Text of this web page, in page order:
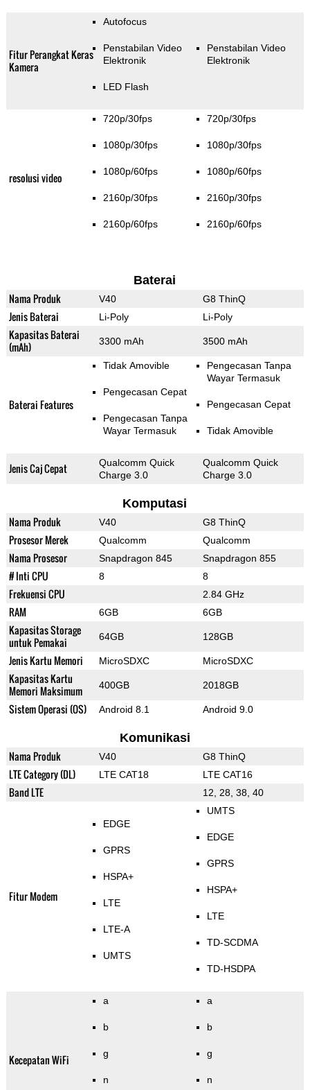
Fitur Perangkat Keras
Kamera
Autofocus
Penstabilan Video
Elektronik
LED Flash
Penstabilan Video
Elektronik
resolusi video
720p/30fps
1080p/30fps
1080p/60fps
2160p/30fps
2160p/60fps
720p/30fps
1080p/30fps
1080p/60fps
2160p/30fps
2160p/60fps
Baterai
Nama Produk V40 G8 ThinQ
Jenis Baterai Li-Poly Li-Poly
Kapasitas Baterai
(mAh)
3300 mAh 3500 mAh
Baterai Features
Tidak Amovible
Pengecasan Cepat
Pengecasan Tanpa
Wayar Termasuk
Pengecasan Tanpa
Wayar Termasuk
Pengecasan Cepat
Tidak Amovible
Jenis Caj Cepat
Qualcomm Quick
Charge 3.0
Qualcomm Quick
Charge 3.0
Komputasi
Nama Produk V40 G8 ThinQ
Prosesor Merek Qualcomm Qualcomm
Nama Prosesor Snapdragon 845 Snapdragon 855
# Inti CPU 8 8
Frekuensi CPU 2.84 GHz
RAM 6GB 6GB
Kapasitas Storage
untuk Pemakai
64GB 128GB
Jenis Kartu Memori MicroSDXC MicroSDXC
Kapasitas Kartu
Memori Maksimum
400GB 2018GB
Sistem Operasi (OS) Android 8.1 Android 9.0
Komunikasi
Nama Produk V40 G8 ThinQ
LTE Category (DL) LTE CAT18 LTE CAT16
Band LTE 12, 28, 38, 40
Fitur Modem
EDGE
GPRS
HSPA+
LTE
LTE-A
UMTS
UMTS
EDGE
GPRS
HSPA+
LTE
TD-SCDMA
TD-HSDPA
Kecepatan WiFi
a
b
g
n
a
b
g
n